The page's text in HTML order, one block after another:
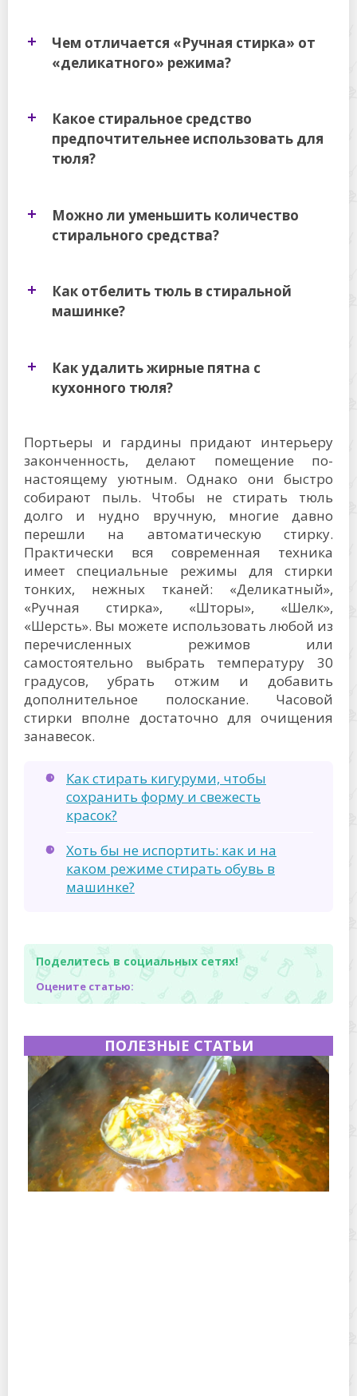
Чем отличается «Ручная стирка» от
«деликатного» режима?
Какое стиральное средство
предпочтительнее использовать для
тюля?
Можно ли уменьшить количество
стирального средства?
Как отбелить тюль в стиральной
машинке?
Как удалить жирные пятна с
кухонного тюля?
Портьеры и гардины придают интерьеру
законченность, делают помещение по-
настоящему уютным. Однако они быстро
собирают пыль. Чтобы не стирать тюль
долго и нудно вручную, многие давно
перешли на автоматическую стирку.
Практически вся современная техника
имеет специальные режимы для стирки
тонких, нежных тканей: «Деликатный»,
«Ручная стирка», «Шторы», «Шелк»,
«Шерсть». Вы можете использовать любой из
перечисленных режимов или
самостоятельно выбрать температуру 30
градусов, убрать отжим и добавить
дополнительное полоскание. Часовой
стирки вполне достаточно для очищения
занавесок.
Как стирать кигуруми, чтобы
сохранить форму и свежесть
красок?
Хоть бы не испортить: как и на
каком режиме стирать обувь в
машинке?
Поделитесь в социальных сетях!
Оцените статью:
ПОЛЕЗНЫЕ СТАТЬИ